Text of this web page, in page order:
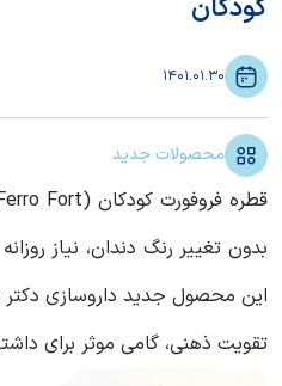
کودکان
1401.01.30
محصولات جدید
بدون تغییر رنگ دندان، نیاز
این محصول جدید داروسازی
تقویت ذهنی، گامی موثر برای